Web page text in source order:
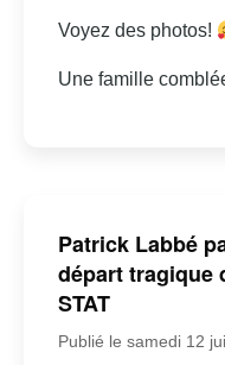
Voyez des photos!
Une famille
Patrick Labbé
départ tragique
STAT
Publié le samedi 12